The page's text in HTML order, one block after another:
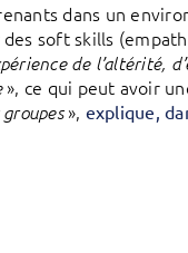
dans un
soft skills
de l’altérité,
», ce qui peut avoir
», explique,